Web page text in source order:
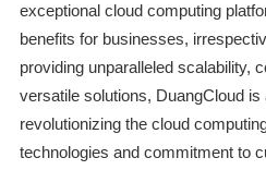
exceptional cloud computing
benefits for businesses,
providing unparalleled scalability,
versatile solutions, DuangCloud is
revolutionizing the cloud
technologies and commitment to